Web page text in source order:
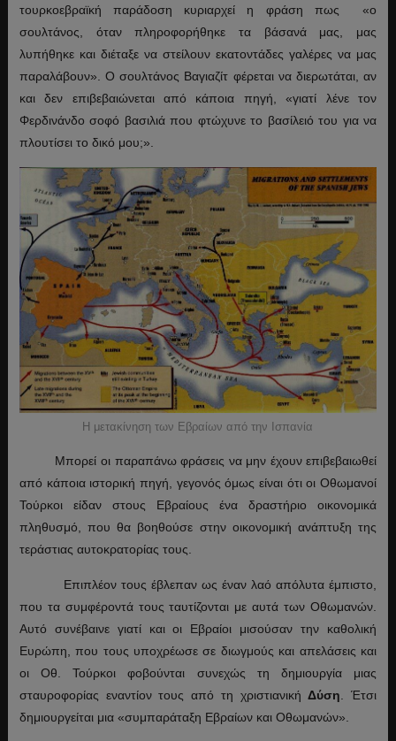
τουρκοεβραϊκή παράδοση κυριαρχεί η φράση πως «ο
σουλτάνος, όταν πληροφορήθηκε τα βάσανά μας, μας
λυπήθηκε και διέταξε να στείλουν εκατοντάδες γαλέρες να μας
παραλάβουν». Ο σουλτάνος Βαγιαζίτ φέρεται να διερωτάται, αν
και δεν επιβεβαιώνεται από κάποια πηγή, «γιατί λένε τον
Φερδινάνδο σοφό βασιλιά που φτώχυνε το βασίλειό του για να
πλουτίσει το δικό μου;».
Η μετακίνηση των Εβραίων από την Ισπανία
Μπορεί οι παραπάνω φράσεις να μην έχουν επιβεβαιωθεί
από κάποια ιστορική πηγή, γεγονός όμως είναι ότι οι Οθωμανοί
Τούρκοι είδαν στους Εβραίους ένα δραστήριο οικονομικά
πληθυσμό, που θα βοηθούσε στην οικονομική ανάπτυξη της
τεράστιας αυτοκρατορίας τους.
Επιπλέον τους έβλεπαν ως έναν λαό απόλυτα έμπιστο,
που τα συμφέροντά τους ταυτίζονται με αυτά των Οθωμανών.
Αυτό συνέβαινε γιατί και οι Εβραίοι μισούσαν την καθολική
Ευρώπη, που τους υποχρέωσε σε διωγμούς και απελάσεις και
οι Οθ. Τούρκοι φοβούνται συνεχώς τη δημιουργία μιας
σταυροφορίας εναντίον τους από τη χριστιανικήΔύση. Έτσι
δημιουργείται μια «συμπαράταξη Εβραίων και Οθωμανών».